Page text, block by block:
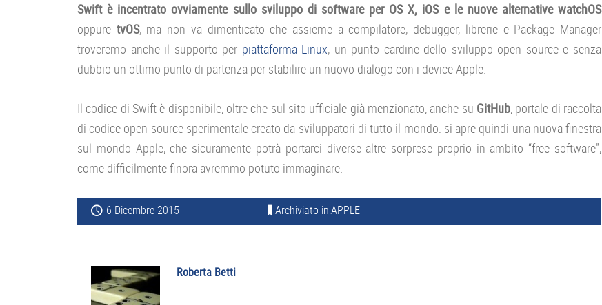
Swift è incentrato ovviamente sullo sviluppo di software per OS X, iOS e le nuove alternative watchOS
oppure tvOS, ma non va dimenticato che assieme a compilatore, debugger, librerie e Package Manager
troveremo anche il supporto per piattaforma Linux, un punto cardine dello sviluppo open source e senza
dubbio un ottimo punto di partenza per stabilire un nuovo dialogo con i device Apple.
Il codice di Swift è disponibile, oltre che sul sito ufficiale già menzionato, anche su GitHub, portale di raccolta
di codice open source sperimentale creato da sviluppatori di tutto il mondo: si apre quindi una nuova finestra
sul mondo Apple, che sicuramente potrà portarci diverse altre sorprese proprio in ambito “free software”,
come difficilmente finora avremmo potuto immaginare.
6 Dicembre 2015 Archiviato in:APPLE
Roberta Betti